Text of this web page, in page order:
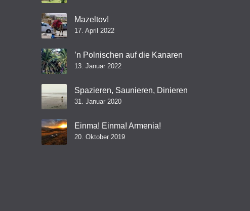
Mazeltov!
17. April 2022
’n Polnischen auf die Kanaren
13. Januar 2022
Spazieren, Saunieren, Dinieren
31. Januar 2020
Einma! Einma! Armenia!
20. Oktober 2019